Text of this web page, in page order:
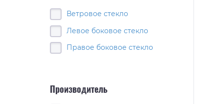
Ветровое стекло
Левое боковое стекло
Правое боковое стекло
Производитель